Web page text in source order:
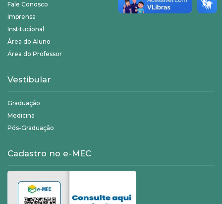
Fale Conosco
Imprensa
Institucional
Área do Aluno
Área do Professor
Vestibular
Graduação
Medicina
Pós-Graduação
Cadastro no e-MEC